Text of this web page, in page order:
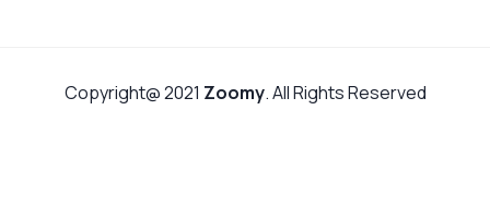
Copyright@ 2021 Zoomy. All Rights Reserved